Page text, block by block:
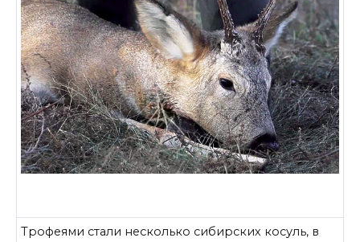
Трофеями стали несколько сибирских косуль, в